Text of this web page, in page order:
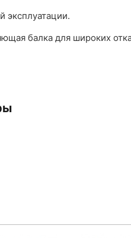
эксплуатации.
балка для широких